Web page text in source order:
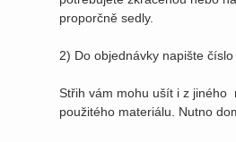
proporčně sedly.
2) Do objednávky napište
Střih vám mohu ušít i z jiného
použitého materiálu. Nutno